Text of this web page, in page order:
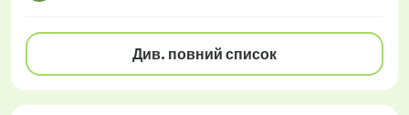
Див. повний список